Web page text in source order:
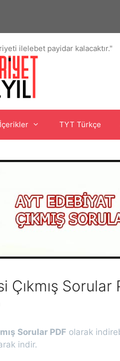
ilelebet payidar kalacaktır."
TYT Türkçe
Çıkmış
Sorular PDF olarak
indir.